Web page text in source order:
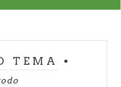
conejos, erizos,
los cursos de agua
y barbos, y
esmeraldos y
TEMA